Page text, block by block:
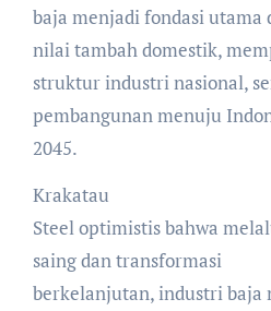
baja menjadi fondasi
nilai tambah domestik,
struktur industri nasional,
pembangunan menuju
2045.
Krakatau
Steel optimistis bahwa
saing dan transformasi
berkelanjutan, industri baja